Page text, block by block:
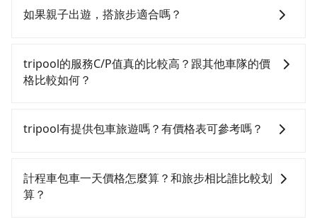
宿.川閱 Green Hotel-midori到日月潭的花費預估為
時40元路邊停車費用預估進去，但額外的汽車保險與可
能的罰單都需自付。再者，和運的iRent只提供最基本的
或九人座可供選擇，而且無人租車最令人詬病的就是車
況，打開車門才發現仍有上一組乘客遺留的垃圾或者撞
樣。另外，偶爾也會遇到明明已經預約了時間但上一位
用戶卻遲遲尚未歸還，又或者要還車時卻偏偏找不到停
灣大車隊、Uber、Line Taxi、Yoxi等，如果在路邊攔不
金鼎順計程車等叫車看看。依照里程跳錶計算，價格約
為1,725~2,100元間，若改選tripool的專車服務可再更
叫車的難度是雙北市的490倍。再加上台中市有些計程車
司機不按錶計費，約有27%會採現場議價，建議最好先
Hotel-midori到日月潭的跳表小黃可能較為便宜，但當
你們人數超過四位時，叫兩輛計程車的費用就貴了，改
如果親子出遊，搭旅步適合嗎？
椅及兒童用增高墊供您選購(租借300元/個)，讓您和孩子
出遊時安全更有保障。
tripool的服務C/P值真的比較高？跟其他車隊的價
格比較如何？
市場上稍具規模且合法經營的業者，有以短程與城市為
KKDAY、KLOOK、叫車吧等。tripool旅步專注在長程
單程接送與跨縣市計時包車，不論從哪邊去哪裡（當然
tripool有提供包車旅遊嗎？有價格表可參考嗎？
Hotel-midori的包車旅遊，從單純的單趟接送到算時間
的計時包車都有，可彈性選擇2~12小時的服務，滿足家
計程車包車一天價格怎麼算？和旅步相比誰比較划
算？